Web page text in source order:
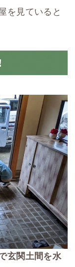
を見ていると
玄関土間を水